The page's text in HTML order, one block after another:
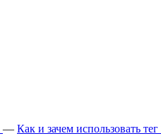
— Как и зачем использовать